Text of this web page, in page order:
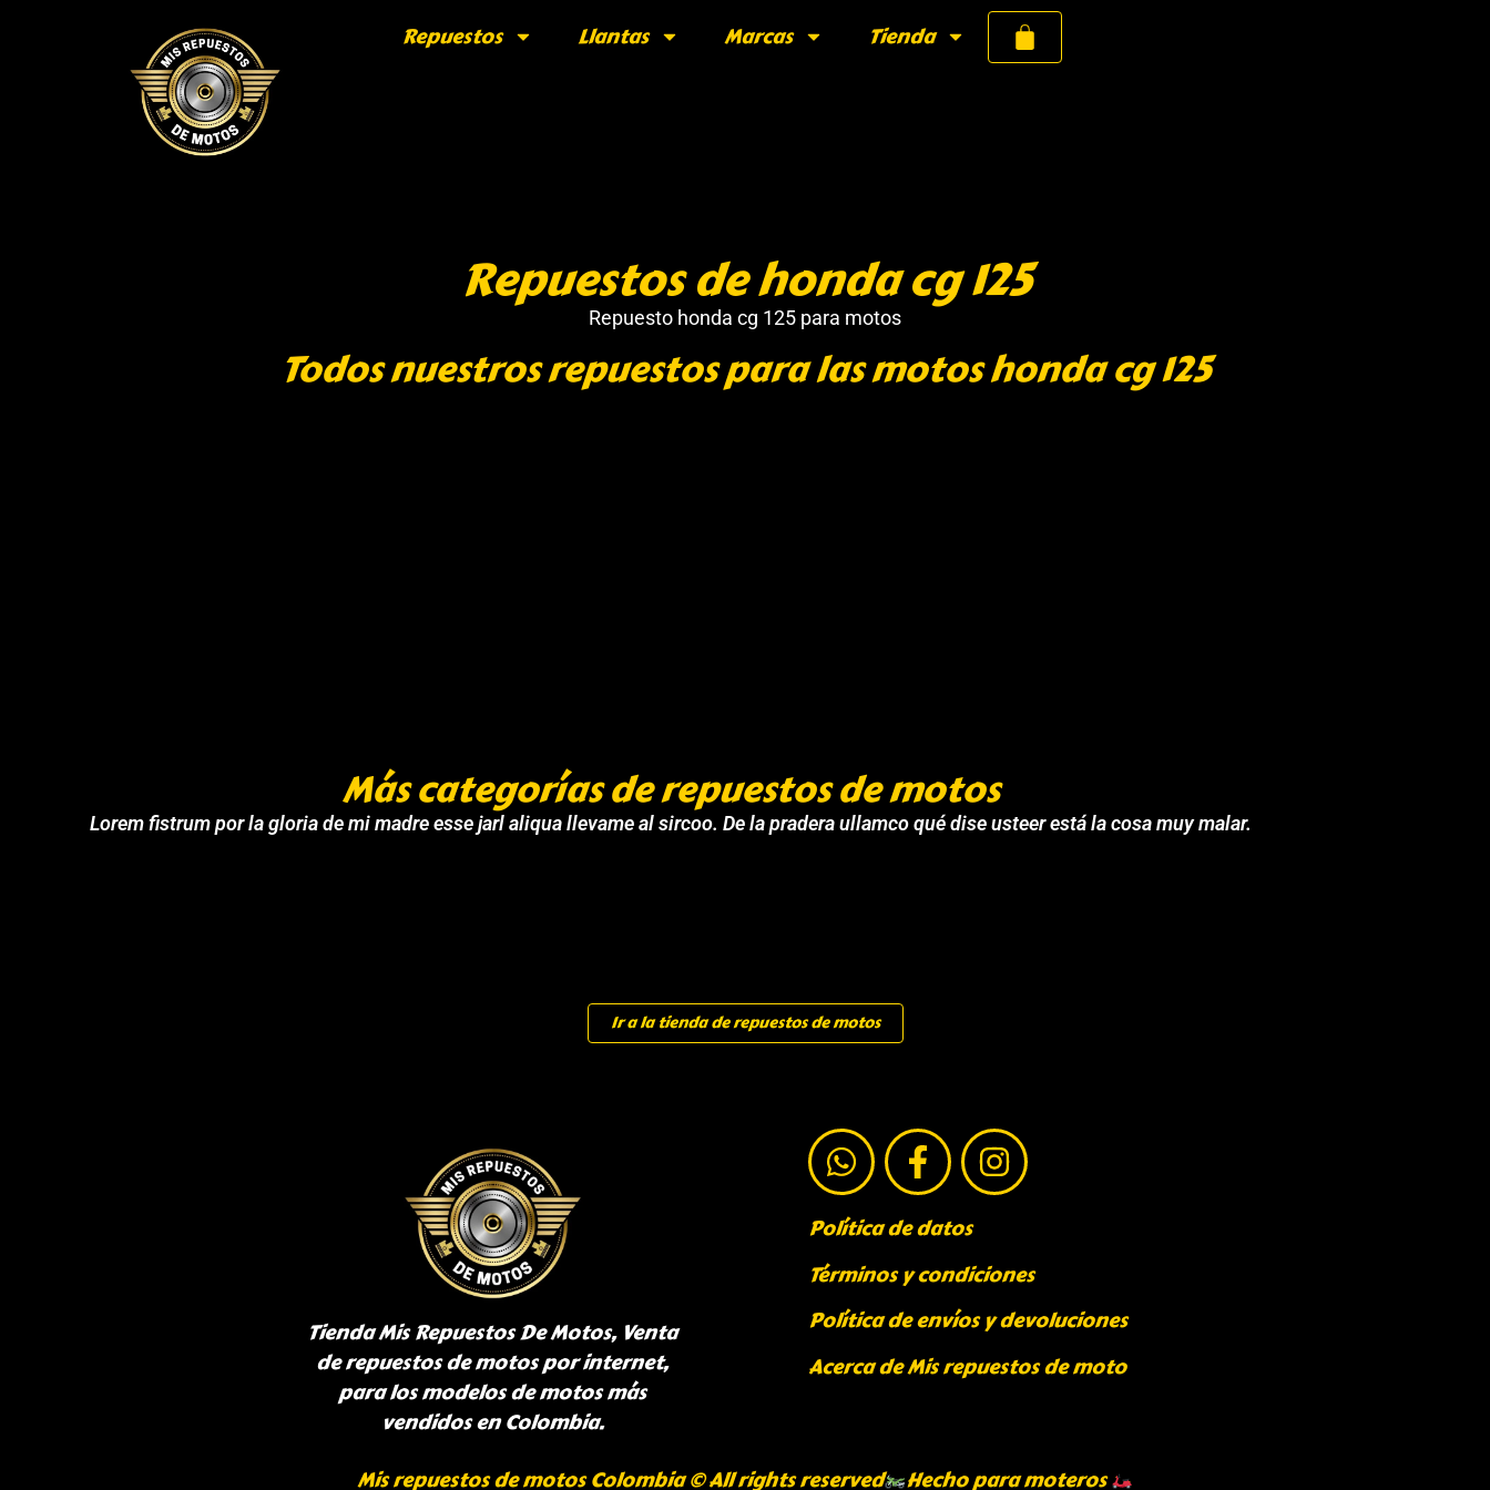
Repuestos Llantas Marcas Tienda
Repuestos de honda cg 125
Repuesto honda cg 125 para motos
Todos nuestros repuestos para las motos honda cg 125
Más categorías de repuestos de motos
Lorem fistrum por la gloria de mi madre esse jarl aliqua llevame al sircoo. De la pradera ullamco qué dise usteer está la cosa muy malar.
Ir a la tienda de repuestos de motos
Tienda Mis Repuestos De Motos, Venta
de repuestos de motos por internet,
para los modelos de motos más
vendidos en Colombia.
Política de datos
Términos y condiciones
Política de envíos y devoluciones
Acerca de Mis repuestos de moto
Mis repuestos de motos Colombia © All rights reserved Hecho para moteros